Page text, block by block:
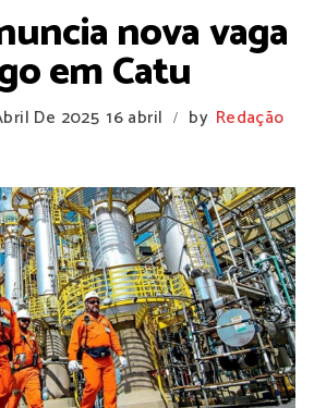
nova vaga
em Catu
De 2025 16 abril / by Redação